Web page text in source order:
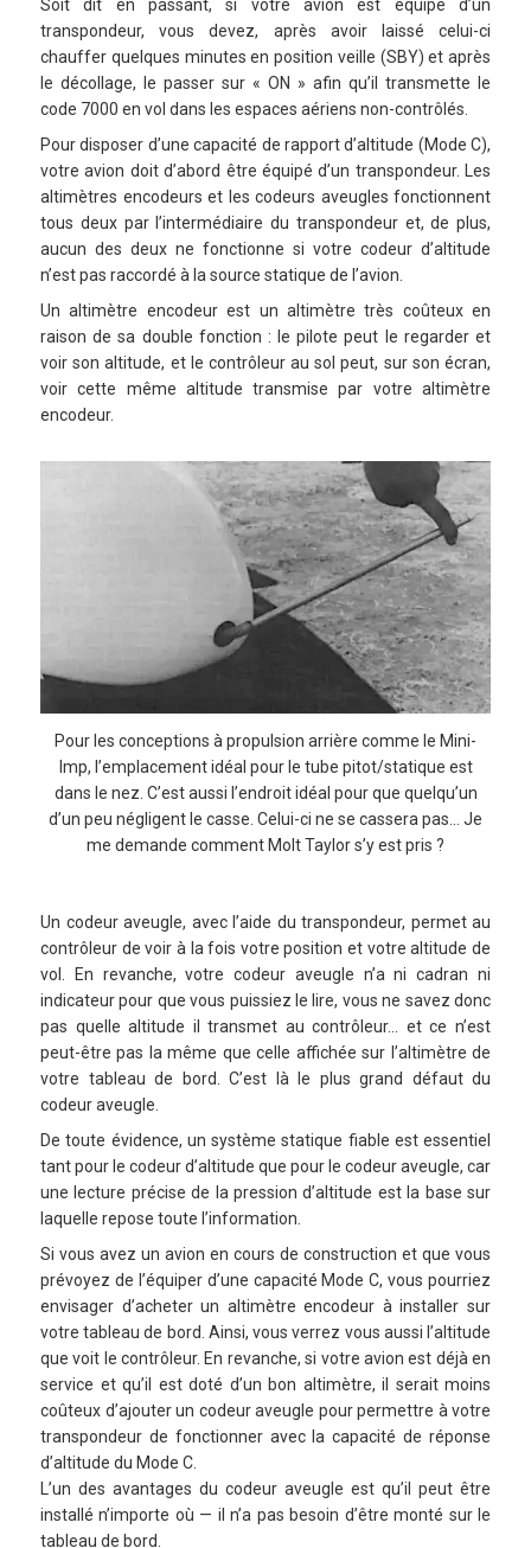
Soit dit en passant, si votre avion est équipé d’un
transpondeur, vous devez, après avoir laissé celui-ci
chauffer quelques minutes en position veille (SBY) et après
le décollage, le passer sur « ON » afin qu’il transmette le
code 7000 en vol dans les espaces aériens non-contrôlés.
Pour disposer d’une capacité de rapport d’altitude (Mode C),
votre avion doit d’abord être équipé d’un transpondeur. Les
altimètres encodeurs et les codeurs aveugles fonctionnent
tous deux par l’intermédiaire du transpondeur et, de plus,
aucun des deux ne fonctionne si votre codeur d’altitude
n’est pas raccordé à la source statique de l’avion.
Un altimètre encodeur est un altimètre très coûteux en
raison de sa double fonction : le pilote peut le regarder et
voir son altitude, et le contrôleur au sol peut, sur son écran,
voir cette même altitude transmise par votre altimètre
encodeur.
Pour les conceptions à propulsion arrière comme le Mini-
Imp, l’emplacement idéal pour le tube pitot/statique est
dans le nez. C’est aussi l’endroit idéal pour que quelqu’un
d’un peu négligent le casse. Celui-ci ne se cassera pas… Je
me demande comment Molt Taylor s’y est pris ?
Un codeur aveugle, avec l’aide du transpondeur, permet au
contrôleur de voir à la fois votre position et votre altitude de
vol. En revanche, votre codeur aveugle n’a ni cadran ni
indicateur pour que vous puissiez le lire, vous ne savez donc
pas quelle altitude il transmet au contrôleur… et ce n’est
peut-être pas la même que celle affichée sur l’altimètre de
votre tableau de bord. C’est là le plus grand défaut du
codeur aveugle.
De toute évidence, un système statique fiable est essentiel
tant pour le codeur d’altitude que pour le codeur aveugle, car
une lecture précise de la pression d’altitude est la base sur
laquelle repose toute l’information.
Si vous avez un avion en cours de construction et que vous
prévoyez de l’équiper d’une capacité Mode C, vous pourriez
envisager d’acheter un altimètre encodeur à installer sur
votre tableau de bord. Ainsi, vous verrez vous aussi l’altitude
que voit le contrôleur. En revanche, si votre avion est déjà en
service et qu’il est doté d’un bon altimètre, il serait moins
coûteux d’ajouter un codeur aveugle pour permettre à votre
transpondeur de fonctionner avec la capacité de réponse
d’altitude du Mode C.
L’un des avantages du codeur aveugle est qu’il peut être
installé n’importe où — il n’a pas besoin d’être monté sur le
tableau de bord.